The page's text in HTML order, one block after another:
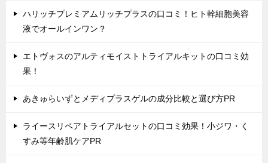
ハリッチプレミアムリッチプラスの口コミ！ヒト幹細胞美容
液でオールインワン？
エトヴォスのアルティモイストトライアルキットの口コミ効
果！
あきゅらいずとメディプラスゲルの成分比較と選び方PR
ライースリペアトライアルセットの口コミ効果！小ジワ・く
すみ等年齢肌ケアPR